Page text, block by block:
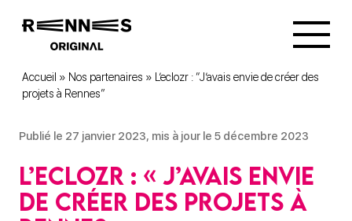
Accueil » Nos partenaires »
L’eclozr : “J’avais envie de créer des
projets à Rennes”
Publié le 27 janvier 2023, mis à jour le 5 décembre 2023
L’eclozr : « J’avais envie
de créer des projets à